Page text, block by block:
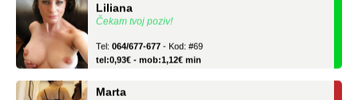
Čekam tvoj poziv!
tel:0,93€ - mob:1,12€ min
Razgovaram :)